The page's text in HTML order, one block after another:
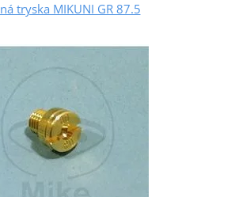
tryska MIKUNI GR 87.5